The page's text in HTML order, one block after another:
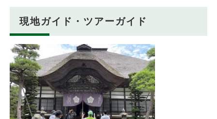
現地ガイド・ツアーガイド